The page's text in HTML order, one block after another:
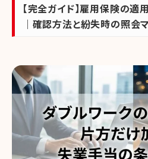
【完全ガイド】雇用保険の
｜確認方法と紛失時の照会